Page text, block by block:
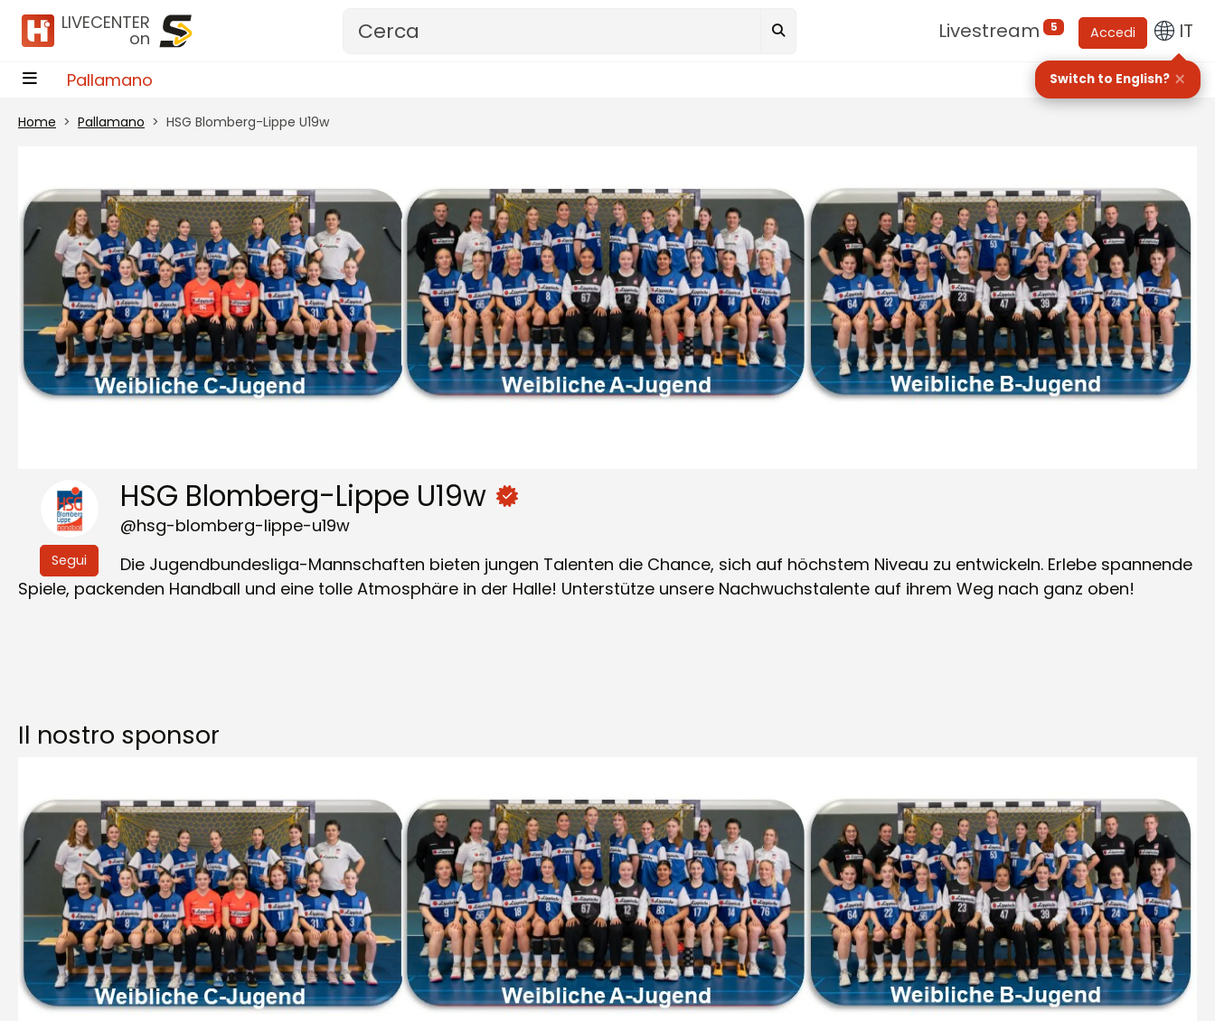
Vai al contenuto
LIVECENTER
on Livestream 5 Accedi IT
Switch to English? ×
Pallamano
Home Pallamano HSG Blomberg-Lippe U19w
Segui
HSG Blomberg-Lippe U19w
@hsg-blomberg-lippe-u19w
Die Jugendbundesliga-Mannschaften bieten jungen Talenten die Chance, sich auf höchstem Niveau zu entwickeln. Erlebe spannende
Spiele, packenden Handball und eine tolle Atmosphäre in der Halle! Unterstütze unsere Nachwuchstalente auf ihrem Weg nach ganz oben!
Il nostro sponsor